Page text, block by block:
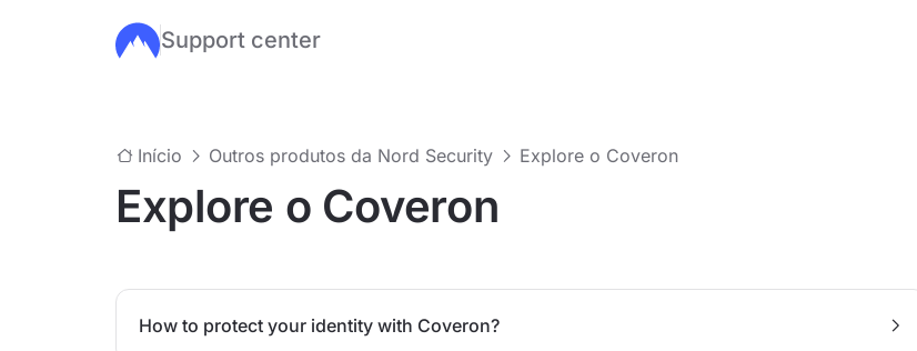
Ir para o conteúdo principal
Support center
Início Outros produtos da Nord Security Explore o Coveron
Explore o Coveron
How to protect your identity with Coveron?